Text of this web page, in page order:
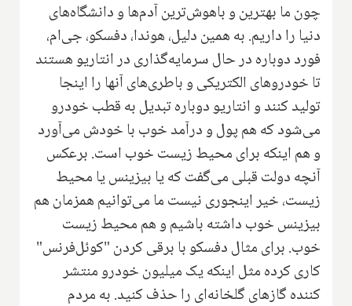
چون ما بهترین و باهوش‌ترین آدم‌ها و دانشگاه‌های
دنیا را داریم. به همین دلیل، هوندا، دفسکو، جی‌ام،
فورد دوباره در حال سرمایه‌گذاری در انتاریو هستند
تا خودروهای الکتریکی و باطری‌های آنها را اینجا
تولید کنند و انتاریو دوباره تبدیل به قطب خودرو
می‌شود که هم پول و درآمد خوب با خودش می‌آورد
و هم اینکه برای محیط زیست خوب است. برعکس
آنچه دولت قبلی می‌گفت که یا بیزینس یا محیط
زیست، خیر اینجوری نیست ما می‌توانیم همزمان هم
بیزینس خوب داشته باشیم و هم محیط زیست
خوب. برای مثال دفسکو با برقی کردن "کوئل‌فرنس"
کاری کرده مثل اینکه یک میلیون خودرو منتشر
کننده گازهای گلخانه‌ای را حذف کنید. به مردم